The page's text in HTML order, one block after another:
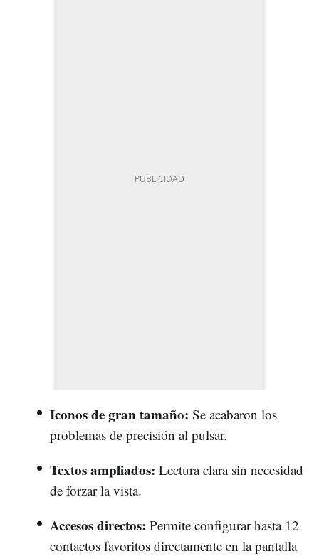
Iconos de gran tamaño: Se acabaron los
problemas de precisión al pulsar.
Textos ampliados: Lectura clara sin necesidad
de forzar la vista.
Accesos directos: Permite configurar hasta 12
contactos favoritos directamente en la pantalla